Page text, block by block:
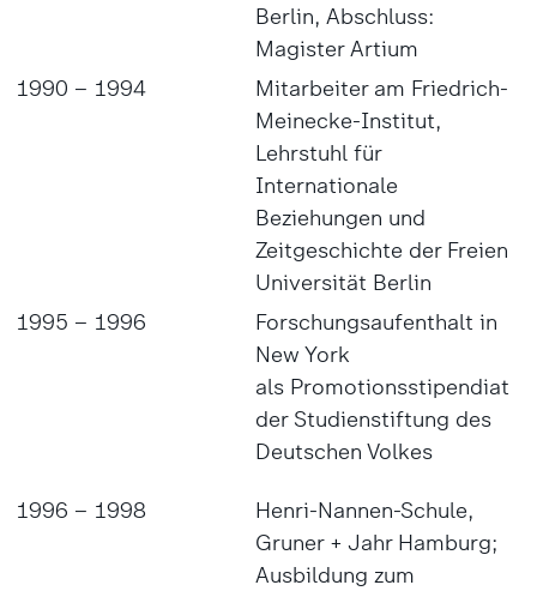
Berlin, Abschluss:
Magister Artium
1990 – 1994
Mitarbeiter am Friedrich-
Meinecke-Institut,
Lehrstuhl für
Internationale
Beziehungen und
Zeitgeschichte der Freien
Universität Berlin
1995 – 1996
Forschungsaufenthalt in
New York
als Promotionsstipendiat
der Studienstiftung des
Deutschen Volkes
1996 – 1998
Henri-Nannen-Schule,
Gruner + Jahr Hamburg;
Ausbildung zum